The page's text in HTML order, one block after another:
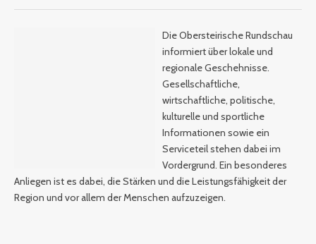
Die Obersteirische Rundschau
informiert über lokale und
regionale Geschehnisse.
Gesellschaftliche,
wirtschaftliche, politische,
kulturelle und sportliche
Informationen sowie ein
Serviceteil stehen dabei im
Vordergrund. Ein besonderes
Anliegen ist es dabei, die Stärken und die Leistungsfähigkeit der
Region und vor allem der Menschen aufzuzeigen.